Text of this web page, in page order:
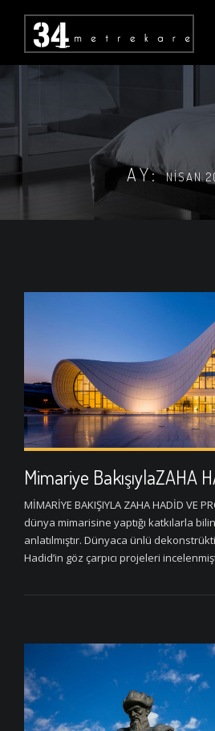
AY:NISAN
Mimariye BakışıylaZAHA
MİMARİYE BAKIŞIYLA ZAHA HADİD VE
dünya mimarisine yaptığı katkılarla
anlatılmıştır. Dünyaca ünlü
Hadid’in göz çarpıcı projeleri